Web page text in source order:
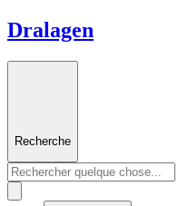
Dralagen
Recherche